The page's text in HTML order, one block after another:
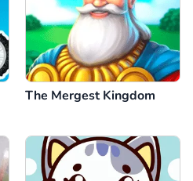
The Mergest Kingdom